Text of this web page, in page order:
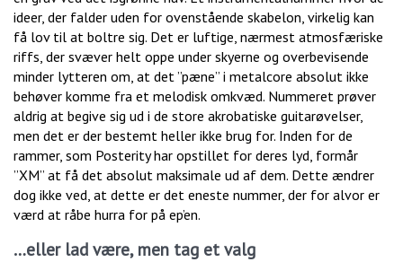
ideer, der falder uden for ovenstående skabelon, virkelig kan
få lov til at boltre sig. Det er luftige, nærmest atmosfæriske
riffs, der svæver helt oppe under skyerne og overbevisende
minder lytteren om, at det ”pæne” i metalcore absolut ikke
behøver komme fra et melodisk omkvæd. Nummeret prøver
aldrig at begive sig ud i de store akrobatiske guitarøvelser,
men det er der bestemt heller ikke brug for. Inden for de
rammer, som Posterity har opstillet for deres lyd, formår
”XM” at få det absolut maksimale ud af dem. Dette ændrer
dog ikke ved, at dette er det eneste nummer, der for alvor er
værd at råbe hurra for på ep’en.
…eller lad være, men tag et valg